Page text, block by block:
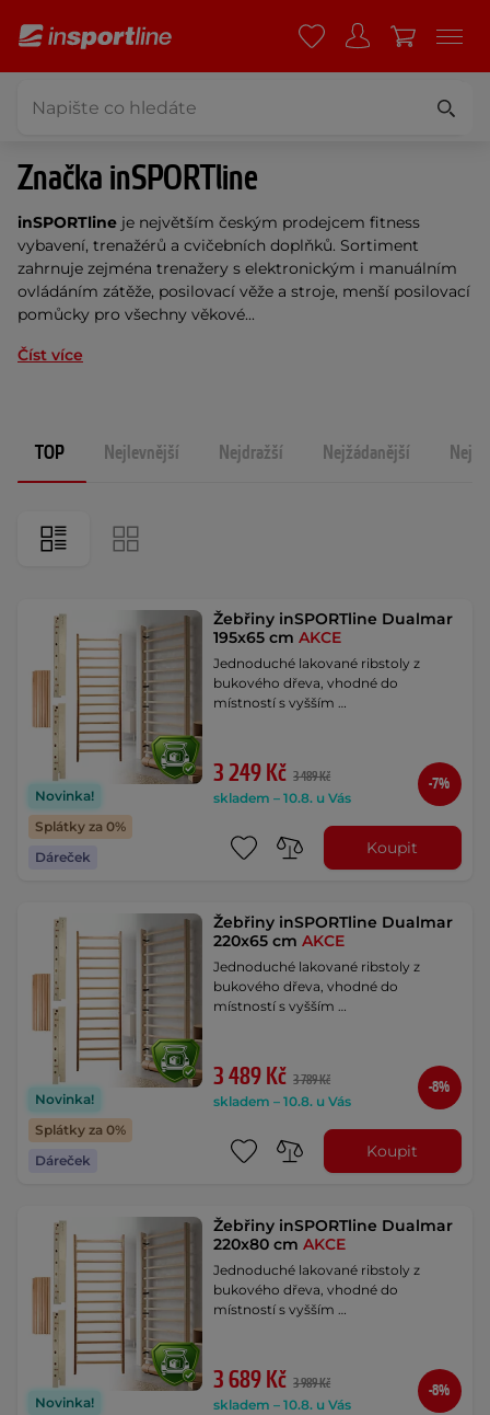
Značka inSPORTline
inSPORTline je největším českým prodejcem fitness
vybavení, trenažérů a cvičebních doplňků. Sortiment
zahrnuje zejména trenažery s elektronickým i manuálním
ovládáním zátěže, posilovací věže a stroje, menší posilovací
pomůcky pro všechny věkové...
Číst více
TOP Nejlevnější Nejdražší Nejžádanější
Novinka!
Splátky za 0%
Dáreček
Žebřiny inSPORTline Dualmar
195x65 cmAKCE
Jednoduché lakované ribstoly z
bukového dřeva, vhodné do
místností s vyšším …
3 249 Kč 3 489 Kč
skladem – 10.8. u Vás
-7%
Koupit
Novinka!
Splátky za 0%
Dáreček
Žebřiny inSPORTline Dualmar
220x65 cmAKCE
Jednoduché lakované ribstoly z
bukového dřeva, vhodné do
místností s vyšším …
3 489 Kč 3 789 Kč
skladem – 10.8. u Vás
-8%
Koupit
Novinka!
Žebřiny inSPORTline Dualmar
220x80 cmAKCE
Jednoduché lakované ribstoly z
bukového dřeva, vhodné do
místností s vyšším …
3 689 Kč 3 989 Kč
skladem – 10.8. u Vás
-8%